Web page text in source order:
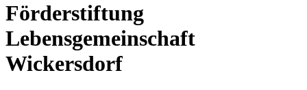
Förderstiftung
Lebensgemeinschaft
Wickersdorf